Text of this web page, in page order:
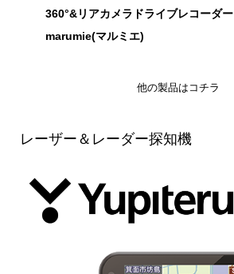
360°&リアカメラドライブレコーダー
marumie(マルミエ)
他の製品はコチラ
レーザー＆レーダー探知機